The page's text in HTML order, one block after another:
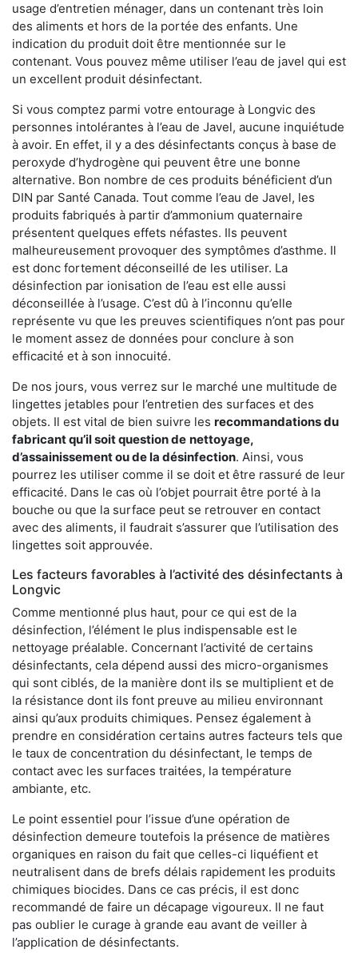
usage d’entretien ménager, dans un contenant très loin
des aliments et hors de la portée des enfants. Une
indication du produit doit être mentionnée sur le
contenant. Vous pouvez même utiliser l’eau de javel qui est
un excellent produit désinfectant.
Si vous comptez parmi votre entourage à Longvic des
personnes intolérantes à l’eau de Javel, aucune inquiétude
à avoir. En effet, il y a des désinfectants conçus à base de
peroxyde d’hydrogène qui peuvent être une bonne
alternative. Bon nombre de ces produits bénéficient d’un
DIN par Santé Canada. Tout comme l’eau de Javel, les
produits fabriqués à partir d’ammonium quaternaire
présentent quelques effets néfastes. Ils peuvent
malheureusement provoquer des symptômes d’asthme. Il
est donc fortement déconseillé de les utiliser. La
désinfection par ionisation de l’eau est elle aussi
déconseillée à l’usage. C’est dû à l’inconnu qu’elle
représente vu que les preuves scientifiques n’ont pas pour
le moment assez de données pour conclure à son
efficacité et à son innocuité.
De nos jours, vous verrez sur le marché une multitude de
lingettes jetables pour l’entretien des surfaces et des
objets. Il est vital de bien suivre les recommandations du
fabricant qu’il soit question de nettoyage,
d’assainissement ou de la désinfection. Ainsi, vous
pourrez les utiliser comme il se doit et être rassuré de leur
efficacité. Dans le cas où l’objet pourrait être porté à la
bouche ou que la surface peut se retrouver en contact
avec des aliments, il faudrait s’assurer que l’utilisation des
lingettes soit approuvée.
Les facteurs favorables à l’activité des désinfectants à
Longvic
Comme mentionné plus haut, pour ce qui est de la
désinfection, l’élément le plus indispensable est le
nettoyage préalable. Concernant l’activité de certains
désinfectants, cela dépend aussi des micro-organismes
qui sont ciblés, de la manière dont ils se multiplient et de
la résistance dont ils font preuve au milieu environnant
ainsi qu’aux produits chimiques. Pensez également à
prendre en considération certains autres facteurs tels que
le taux de concentration du désinfectant, le temps de
contact avec les surfaces traitées, la température
ambiante, etc.
Le point essentiel pour l’issue d’une opération de
désinfection demeure toutefois la présence de matières
organiques en raison du fait que celles-ci liquéfient et
neutralisent dans de brefs délais rapidement les produits
chimiques biocides. Dans ce cas précis, il est donc
recommandé de faire un décapage vigoureux. Il ne faut
pas oublier le curage à grande eau avant de veiller à
l’application de désinfectants.